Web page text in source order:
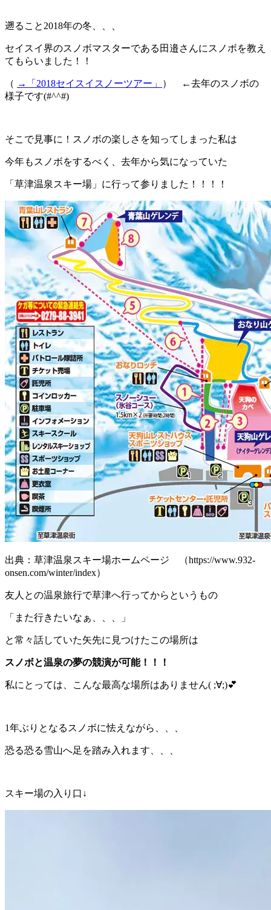
遡ること2018年の冬、、、
セイスイ界のスノボマスターである田邉さんにスノボを教え
てもらいました！！
（ →「2018セイスイスノーツアー」
） ←去年のスノボの
様子です(#^^#)
そこで見事に！スノボの楽しさを知ってしまった私は
今年もスノボをするべく、去年から気になっていた
「草津温泉スキー場」に行って参りました！！！！
出典：草津温泉スキー場ホームページ （https://www.932-
onsen.com/winter/index）
友人との温泉旅行で草津へ行ってからというもの
「また行きたいなぁ、、、」
と常々話していた矢先に見つけたこの場所は
スノボと温泉の夢の競演が可能！！！
私にとっては、こんな最高な場所はありません( ;∀;)💕
1年ぶりとなるスノボに怯えながら、、、
恐る恐る雪山へ足を踏み入れます、、、
スキー場の入り口↓